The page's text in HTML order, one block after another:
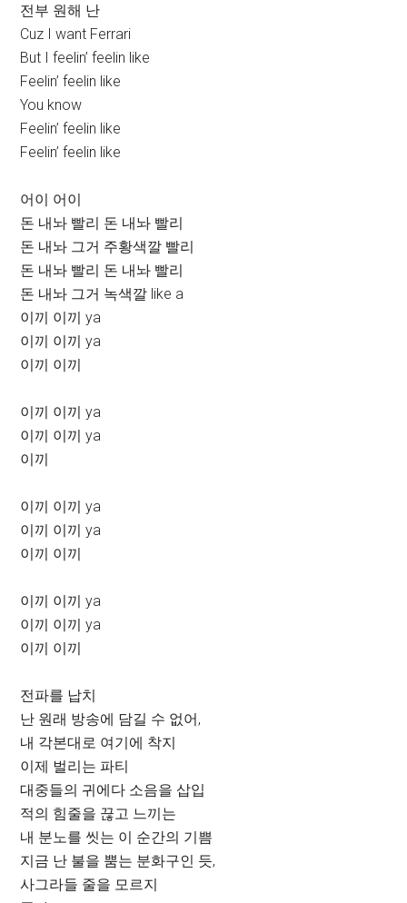
전부 원해 난
Cuz I want Ferrari
But I feelin’ feelin like
Feelin’ feelin like
You know
Feelin’ feelin like
Feelin’ feelin like
어이 어이
돈 내놔 빨리 돈 내놔 빨리
돈 내놔 그거 주황색깔 빨리
돈 내놔 빨리 돈 내놔 빨리
돈 내놔 그거 녹색깔 like a
이끼 이끼 ya
이끼 이끼 ya
이끼 이끼
이끼 이끼 ya
이끼 이끼 ya
이끼
이끼 이끼 ya
이끼 이끼 ya
이끼 이끼
이끼 이끼 ya
이끼 이끼 ya
이끼 이끼
전파를 납치
난 원래 방송에 담길 수 없어,
내 각본대로 여기에 착지
이제 벌리는 파티
대중들의 귀에다 소음을 삽입
적의 힘줄을 끊고 느끼는
내 분노를 씻는 이 순간의 기쁨
지금 난 불을 뿜는 분화구인 듯,
사그라들 줄을 모르지